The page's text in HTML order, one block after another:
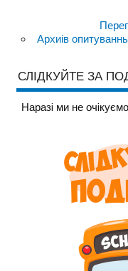
Архиів опитуваннь
СЛІДКУЙТЕ ЗА
Наразi ми не очiкуємо